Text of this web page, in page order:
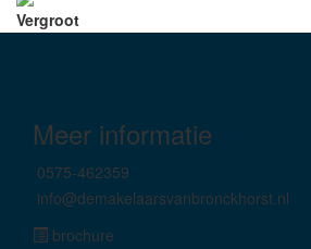
Vergroot
Meer informatie
0575-462359
info@demakelaarsvanbronckhorst.nl
brochure